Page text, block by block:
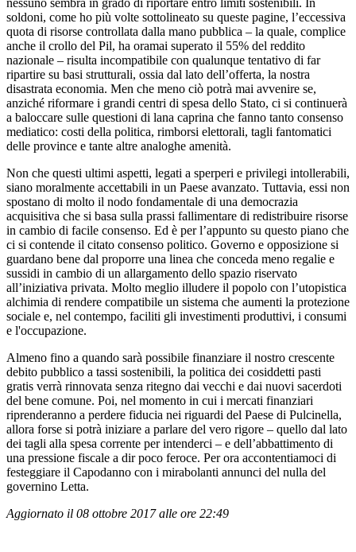
soldoni, come ho più volte sottolineato su queste pagine, l’eccessiva
quota di risorse controllata dalla mano pubblica – la quale, complice
anche il crollo del Pil, ha oramai superato il 55% del reddito
nazionale – risulta incompatibile con qualunque tentativo di far
ripartire su basi strutturali, ossia dal lato dell’offerta, la nostra
disastrata economia. Men che meno ciò potrà mai avvenire se,
anziché riformare i grandi centri di spesa dello Stato, ci si continuerà
a baloccare sulle questioni di lana caprina che fanno tanto consenso
mediatico: costi della politica, rimborsi elettorali, tagli fantomatici
delle province e tante altre analoghe amenità.
Non che questi ultimi aspetti, legati a sperperi e privilegi intollerabili,
siano moralmente accettabili in un Paese avanzato. Tuttavia, essi non
spostano di molto il nodo fondamentale di una democrazia
acquisitiva che si basa sulla prassi fallimentare di redistribuire risorse
in cambio di facile consenso. Ed è per l’appunto su questo piano che
ci si contende il citato consenso politico. Governo e opposizione si
guardano bene dal proporre una linea che conceda meno regalie e
sussidi in cambio di un allargamento dello spazio riservato
all’iniziativa privata. Molto meglio illudere il popolo con l’utopistica
alchimia di rendere compatibile un sistema che aumenti la protezione
sociale e, nel contempo, faciliti gli investimenti produttivi, i consumi
e l'occupazione.
Almeno fino a quando sarà possibile finanziare il nostro crescente
debito pubblico a tassi sostenibili, la politica dei cosiddetti pasti
gratis verrà rinnovata senza ritegno dai vecchi e dai nuovi sacerdoti
del bene comune. Poi, nel momento in cui i mercati finanziari
riprenderanno a perdere fiducia nei riguardi del Paese di Pulcinella,
allora forse si potrà iniziare a parlare del vero rigore – quello dal lato
dei tagli alla spesa corrente per intenderci – e dell’abbattimento di
una pressione fiscale a dir poco feroce. Per ora accontentiamoci di
festeggiare il Capodanno con i mirabolanti annunci del nulla del
governino Letta.
Aggiornato il 08 ottobre 2017 alle ore 22:49